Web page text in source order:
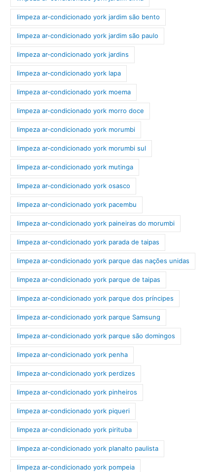
limpeza ar-condicionado york jardim são bento
limpeza ar-condicionado york jardim são paulo
limpeza ar-condicionado york jardins
limpeza ar-condicionado york lapa
limpeza ar-condicionado york moema
limpeza ar-condicionado york morro doce
limpeza ar-condicionado york morumbi
limpeza ar-condicionado york morumbi sul
limpeza ar-condicionado york mutinga
limpeza ar-condicionado york osasco
limpeza ar-condicionado york pacembu
limpeza ar-condicionado york paineiras do morumbi
limpeza ar-condicionado york parada de taipas
limpeza ar-condicionado york parque das nações unidas
limpeza ar-condicionado york parque de taipas
limpeza ar-condicionado york parque dos príncipes
limpeza ar-condicionado york parque Samsung
limpeza ar-condicionado york parque são domingos
limpeza ar-condicionado york penha
limpeza ar-condicionado york perdizes
limpeza ar-condicionado york pinheiros
limpeza ar-condicionado york piqueri
limpeza ar-condicionado york pirituba
limpeza ar-condicionado york planalto paulista
limpeza ar-condicionado york pompeia